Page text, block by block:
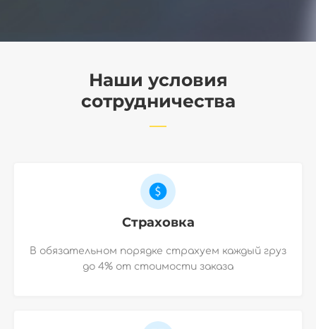
Наши условия
сотрудничества
Страховка
В обязательном порядке страхуем каждый груз
до 4% от стоимости заказа